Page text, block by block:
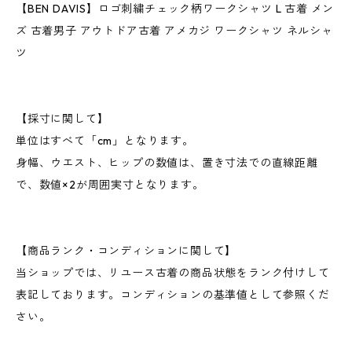
【BEN DAVIS】ロゴ刺繍チェック柄ワークシャツ L 古着 メン
ズ 古着男子 アウトドア古着 アメカジ ワークシャツ ネルシャ
ツ
【採寸に関して】
単位はすべて「cm」となります。
身幅、ウエスト、ヒップの数値は、置き寸法での直線距離
で、数値×2が周囲実寸となります。
【商品ランク・コンディションに関して】
当ショップでは、リユース古着の商品状態をランク付けして
表記しております。コンディションの基準値として参照くだ
さい。